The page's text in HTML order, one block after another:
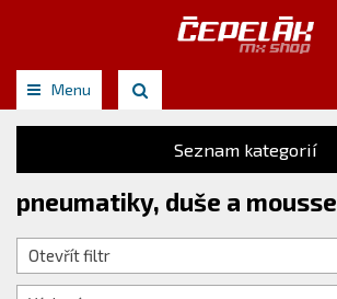
Menu
Seznam kategorií
pneumatiky, duše a mousse
Otevřít filtr